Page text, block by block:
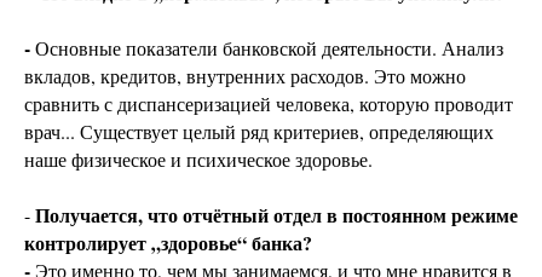
-Основные показатели банковской деятельности. Анализ
вкладов, кредитов, внутренних расходов. Это можно
сравнить с диспансеризацией человека, которую проводит
врач... Существует целый ряд критериев, определяющих
наше физическое и психическое здоровье.
-Получается, что отчётный отдел в постоянном режиме
контролирует „здоровье“ банка?
-Это именно то, чем мы занимаемся, и что мне нравится в